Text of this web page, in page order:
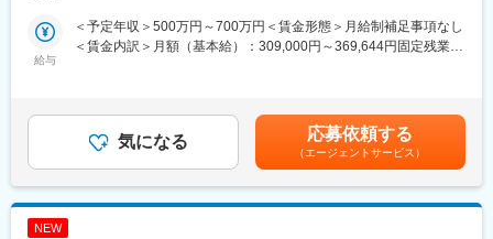
■ポジションの魅力：
自身が携わった案件の建物が竣工されたときは、大きな喜びと達
■求める人物像：
◎キャリアを自分自身で着実に積み重ねたい方
◎建設エンジニア（施工管理技士）としてさらに幅広く経験を積
みたい方
◎安定感のある企業で、安心して長く働きたい方
滑に進むよう施工管理や資料作成業務などを担当していただきま
す。
道路工事等）の発注業務をサポートすることです。
工事の積算や検査などの業務を公務員に代わって行うことで、ワ
ークライフバランス良く働くことが可能です。
【具体的な業務】
給与
＜予定年収＞500万円～700万円＜賃金形態＞月給制補足事項なし
＜賃金内訳＞月額（基本給）：309,000円～369,644円固定残業手
給与補足＞■昇給：年1回（4月）■賞与：なし（正社員移行した場
合には支給対象）■モデル年収：540万円／35歳・経験10年…月額
35万円＋残業手当・一律手当600万円／40歳・経験15年…月額37
万円＋残業手当・一律手当賃金はあくまでも目安の金額であり、
選考を通じて上下する可能性があります。月給(月額)は固定手当を
気になる 応募依頼する
（エージェントサービス）
NEW